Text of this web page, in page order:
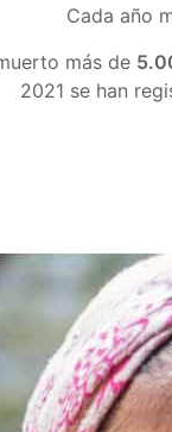
Cada año
más de
2021 se han